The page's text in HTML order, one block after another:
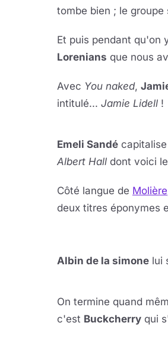
tombe bien ; le
Et puis pendant qu'on
Lorenians que nous
Avec You naked,
intitulé... Jamie Lidell !
Emeli Sandé
Albert Hall dont voici le
Côté langue de Molière
deux titres éponymes
Albin de la simone lui
On termine quand
c'est Buckcherry qui